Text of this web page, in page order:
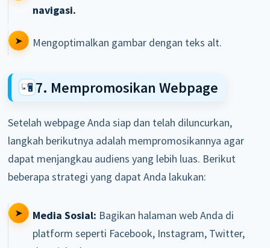
navigasi.
Mengoptimalkan gambar dengan teks alt.
7. Mempromosikan Webpage
Setelah webpage Anda siap dan telah diluncurkan,
langkah berikutnya adalah mempromosikannya agar
dapat menjangkau audiens yang lebih luas. Berikut
beberapa strategi yang dapat Anda lakukan:
Media Sosial: Bagikan halaman web Anda di
platform seperti Facebook, Instagram, Twitter,